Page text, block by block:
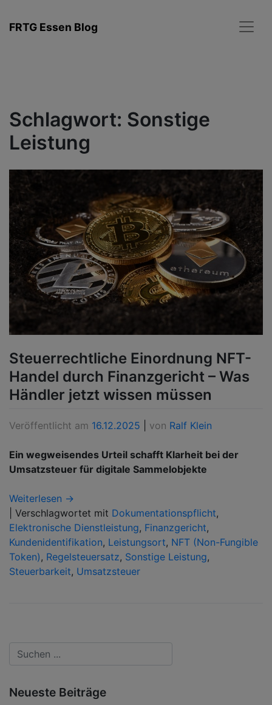
Inhalt
FRTG Essen Blog
Schlagwort: Sonstige
Leistung
Steuerrechtliche Einordnung NFT-
Handel durch Finanzgericht – Was
Händler jetzt wissen müssen
Veröffentlicht am 16.12.2025 von Ralf Klein
Ein wegweisendes Urteil schafft Klarheit bei der
Umsatzsteuer für digitale Sammelobjekte
Weiterlesen →
Verschlagwortet mit Dokumentationspflicht,
Elektronische Dienstleistung, Finanzgericht,
Kundenidentifikation, Leistungsort, NFT (Non-Fungible
Token) , Regelsteuersatz, Sonstige Leistung,
Steuerbarkeit, Umsatzsteuer
Neueste Beiträge